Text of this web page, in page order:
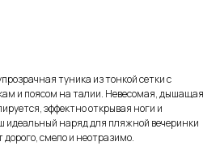
туника из тонкой сетки с
и поясом на талии. Невесомая, дышащая
эффектно открывая ноги и
идеальный наряд для пляжной вечеринки
дорого, смело и неотразимо.